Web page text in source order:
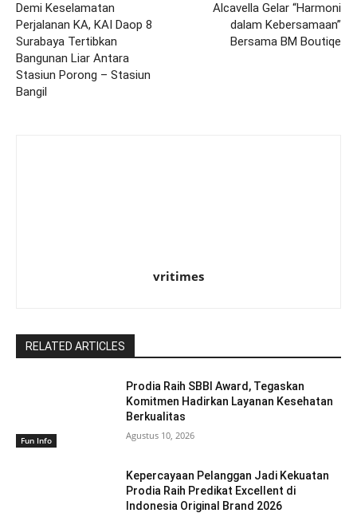
Demi Keselamatan
Perjalanan KA, KAI Daop 8
Surabaya Tertibkan
Bangunan Liar Antara
Stasiun Porong – Stasiun
Bangil
Alcavella Gelar “Harmoni
dalam Kebersamaan”
Bersama BM Boutiqe
vritimes
RELATED ARTICLES
Fun Info
Prodia Raih SBBI Award, Tegaskan
Komitmen Hadirkan Layanan Kesehatan
Berkualitas
Agustus 10, 2026
Kepercayaan Pelanggan Jadi Kekuatan
Prodia Raih Predikat Excellent di
Indonesia Original Brand 2026